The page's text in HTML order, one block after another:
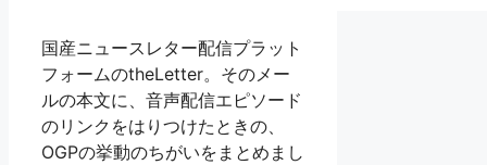
国産ニュースレター配信プラット
フォームのtheLetter。そのメー
ルの本文に、音声配信エピソード
のリンクをはりつけたときの、
OGPの挙動のちがいをまとめまし